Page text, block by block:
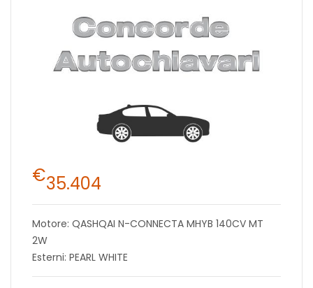
€35.404
Motore: QASHQAI N-CONNECTA MHYB 140CV MT
2W
Esterni: PEARL WHITE